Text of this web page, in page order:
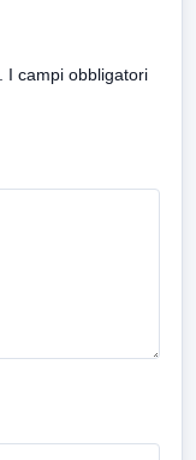
I campi obbligatori